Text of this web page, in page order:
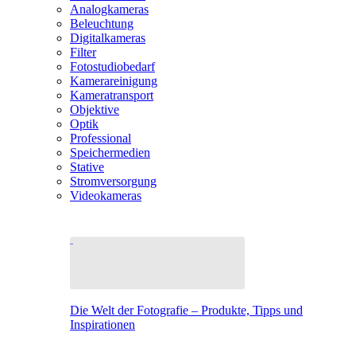
Analogkameras
Beleuchtung
Digitalkameras
Filter
Fotostudiobedarf
Kamerareinigung
Kameratransport
Objektive
Optik
Professional
Speichermedien
Stative
Stromversorgung
Videokameras
Die Welt der Fotografie – Produkte, Tipps und
Inspirationen